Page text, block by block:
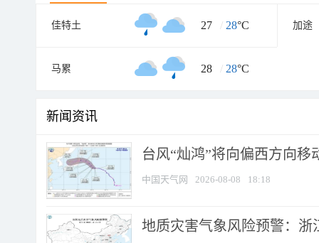
佳特土 27 / 28°C 加途
马累 28 / 28°C
新闻资讯
台风“灿鸿”将向偏西方向移
中国天气网 2026-08-08 18:18
地质灾害气象风险预警：